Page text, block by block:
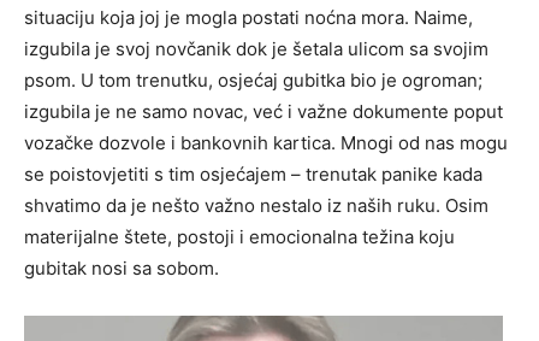
situaciju koja joj je mogla postati noćna mora. Naime,
izgubila je svoj novčanik dok je šetala ulicom sa svojim
psom. U tom trenutku, osjećaj gubitka bio je ogroman;
izgubila je ne samo novac, već i važne dokumente poput
vozačke dozvole i bankovnih kartica. Mnogi od nas mogu
se poistovjetiti s tim osjećajem – trenutak panike kada
shvatimo da je nešto važno nestalo iz naših ruku. Osim
materijalne štete, postoji i emocionalna težina koju
gubitak nosi sa sobom.